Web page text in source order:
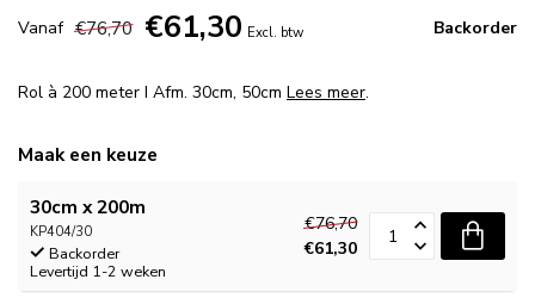
Vanaf €76,70 €61,30 Excl. btw Backorder
Rol à 200 meter I Afm. 30cm, 50cm Lees meer.
Maak een keuze
30cm x 200m
KP404/30
Backorder
Levertijd 1-2 weken
€76,70
€61,30